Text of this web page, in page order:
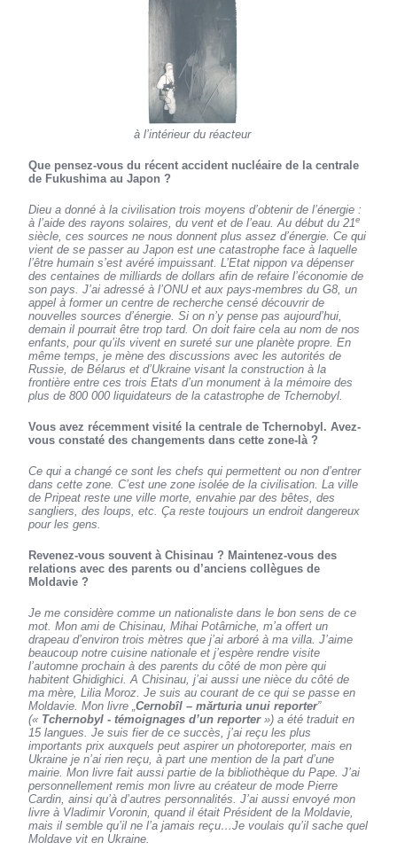
à l’intérieur du réacteur
Que pensez-vous du récent accident nucléaire de la centrale
de Fukushima au Japon ?
Dieu a donné à la civilisation trois moyens d’obtenir de l’énergie :
à l’aide des rayons solaires, du vent et de l’eau. Au début du 21e
siècle, ces sources ne nous donnent plus assez d’énergie. Ce qui
vient de se passer au Japon est une catastrophe face à laquelle
l’être humain s’est avéré impuissant. L’Etat nippon va dépenser
des centaines de milliards de dollars afin de refaire l’économie de
son pays. J’ai adressé à l’ONU et aux pays-membres du G8, un
appel à former un centre de recherche censé découvrir de
nouvelles sources d’énergie. Si on n’y pense pas aujourd’hui,
demain il pourrait être trop tard. On doit faire cela au nom de nos
enfants, pour qu’ils vivent en sureté sur une planète propre. En
même temps, je mène des discussions avec les autorités de
Russie, de Bélarus et d’Ukraine visant la construction à la
frontière entre ces trois Etats d’un monument à la mémoire des
plus de 800 000 liquidateurs de la catastrophe de Tchernobyl.
Vous avez récemment visité la centrale de Tchernobyl. Avez-
vous constaté des changements dans cette zone-là ?
Ce qui a changé ce sont les chefs qui permettent ou non d’entrer
dans cette zone. C’est une zone isolée de la civilisation. La ville
de Pripeat reste une ville morte, envahie par des bêtes, des
sangliers, des loups, etc. Ça reste toujours un endroit dangereux
pour les gens.
Revenez-vous souvent à Chisinau ? Maintenez-vous des
relations avec des parents ou d’anciens collègues de
Moldavie ?
Je me considère comme un nationaliste dans le bon sens de ce
mot. Mon ami de Chisinau, Mihai Potârniche, m’a offert un
drapeau d’environ trois mètres que j’ai arboré à ma villa. J’aime
beaucoup notre cuisine nationale et j’espère rendre visite
l’automne prochain à des parents du côté de mon père qui
habitent Ghidighici. A Chisinau, j’ai aussi une nièce du côté de
ma mère, Lilia Moroz. Je suis au courant de ce qui se passe en
Moldavie. Mon livre „Cernobîl – mărturia unui reporter”
(« Tchernobyl - témoignages d’un reporter») a été traduit en
15 langues. Je suis fier de ce succès, j’ai reçu les plus
importants prix auxquels peut aspirer un photoreporter, mais en
Ukraine je n’ai rien reçu, à part une mention de la part d’une
mairie. Mon livre fait aussi partie de la bibliothèque du Pape. J’ai
personnellement remis mon livre au créateur de mode Pierre
Cardin, ainsi qu’à d’autres personnalités. J’ai aussi envoyé mon
livre à Vladimir Voronin, quand il était Président de la Moldavie,
mais il semble qu’il ne l’a jamais reçu…Je voulais qu’il sache quel
Moldave vit en Ukraine.